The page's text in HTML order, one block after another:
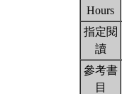
Hours
指定閱
讀
參考書
目